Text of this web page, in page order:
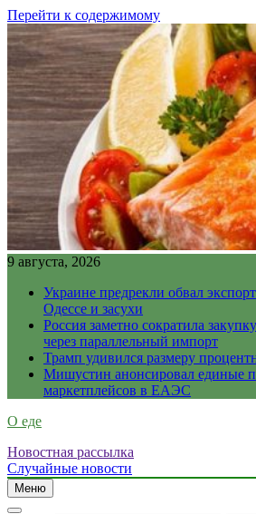
Перейти к содержимому
9 августа, 2026
Украине предрекли обвал
Одессе и засухи
Россия заметно сократила
через параллельный импорт
Трамп удивился размеру
Мишустин анонсировал единые
маркетплейсов в ЕАЭС
О еде
Новостная рассылка
Случайные новости
Меню